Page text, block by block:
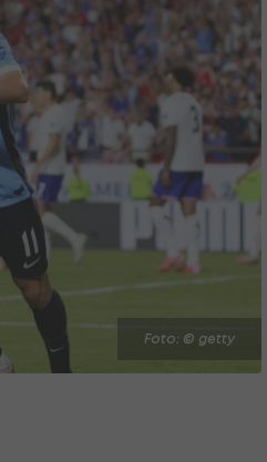
Foto: © getty